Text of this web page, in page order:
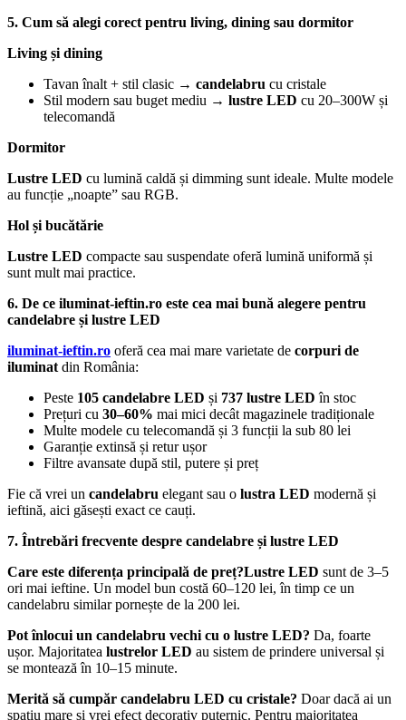
5. Cum să alegi corect pentru living, dining sau dormitor
Living și dining
Tavan înalt + stil clasic → candelabru cu cristale
Stil modern sau buget mediu → lustre LED cu 20–300W și
telecomandă
Dormitor
Lustre LED cu lumină caldă și dimming sunt ideale. Multe modele
au funcție „noapte” sau RGB.
Hol și bucătărie
Lustre LED compacte sau suspendate oferă lumină uniformă și
sunt mult mai practice.
6. De ce iluminat-ieftin.ro este cea mai bună alegere pentru
candelabre și lustre LED
iluminat-ieftin.ro oferă cea mai mare varietate de corpuri de
iluminat din România:
Peste 105 candelabre LED și 737 lustre LED în stoc
Prețuri cu 30–60% mai mici decât magazinele tradiționale
Multe modele cu telecomandă și 3 funcții la sub 80 lei
Garanție extinsă și retur ușor
Filtre avansate după stil, putere și preț
Fie că vrei un candelabru elegant sau o lustra LED modernă și
ieftină, aici găsești exact ce cauți.
7. Întrebări frecvente despre candelabre și lustre LED
Care este diferența principală de preț?Lustre LED sunt de 3–5
ori mai ieftine. Un model bun costă 60–120 lei, în timp ce un
candelabru similar pornește de la 200 lei.
Pot înlocui un candelabru vechi cu o lustre LED? Da, foarte
ușor. Majoritatea lustrelor LED au sistem de prindere universal și
se montează în 10–15 minute.
Merită să cumpăr candelabru LED cu cristale? Doar dacă ai un
spațiu mare și vrei efect decorativ puternic. Pentru majoritatea